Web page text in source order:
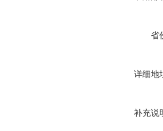
省
详细地
补充说